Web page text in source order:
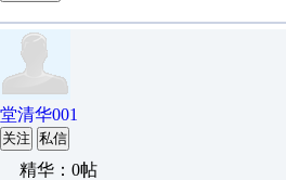
堂清华001
关注 私信
精华：0帖